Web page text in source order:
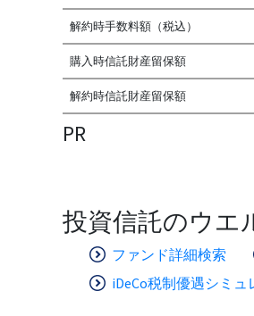
解約時手数料額（税込）
購入時信託財産留保額
解約時信託財産留保額
PR
投資信託のウエ
ファンド詳細検索
iDeCo税制優遇シミュ